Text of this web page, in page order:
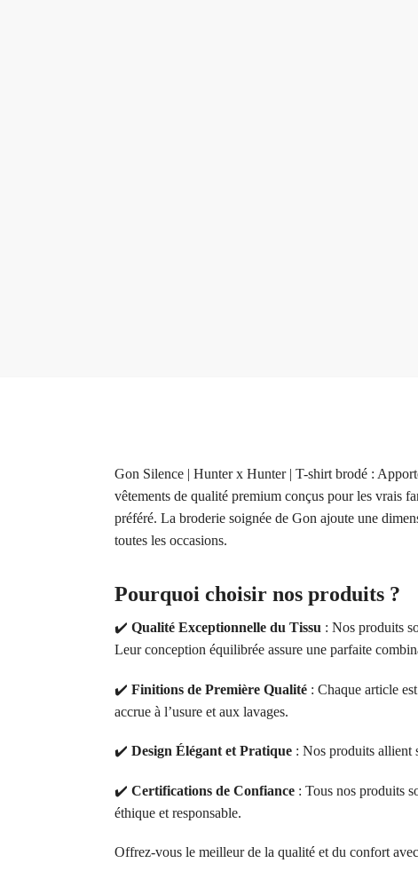
Gon Silence | Hunter x Hunter | T-shirt brodé :
vêtements de qualité premium conçus pour les vrais
préféré. La broderie soignée de Gon ajoute une
toutes les occasions.
Pourquoi choisir nos produits ?
✔️ Qualité Exceptionnelle du Tissu : Nos produits
Leur conception équilibrée assure une parfaite
✔️ Finitions de Première Qualité: Chaque article
accrue à l’usure et aux lavages.
✔️ Design Élégant et Pratique: Nos produits allient
✔️ Certifications de Confiance: Tous nos produits
éthique et responsable.
Offrez-vous le meilleur de la qualité et du confort